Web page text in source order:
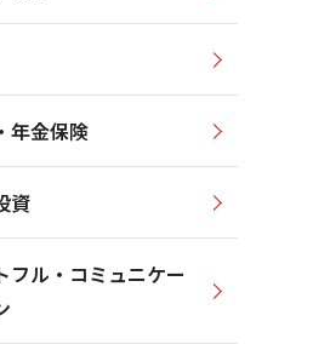
年金保険
資
フル・コミュニケー